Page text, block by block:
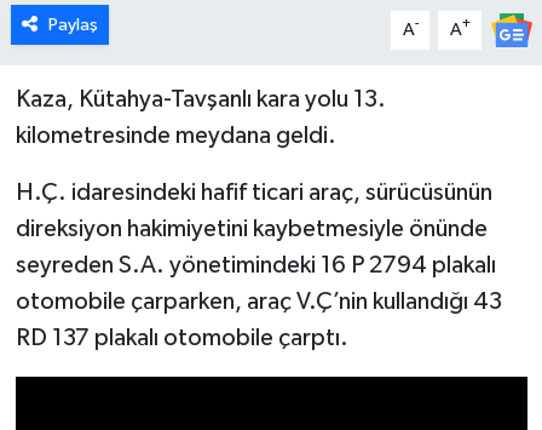
Paylaş A- A+
Kaza, Kütahya-Tavşanlı kara yolu 13.
kilometresinde meydana geldi.
H.Ç. idaresindeki hafif ticari araç, sürücüsünün
direksiyon hakimiyetini kaybetmesiyle önünde
seyreden S.A. yönetimindeki 16 P 2794 plakalı
otomobile çarparken, araç V.Ç’nin kullandığı 43
RD 137 plakalı otomobile çarptı.
Gediz
Gündem
Hisarcık
İlçeler
Köşe Yazıları
Kültür Sanat